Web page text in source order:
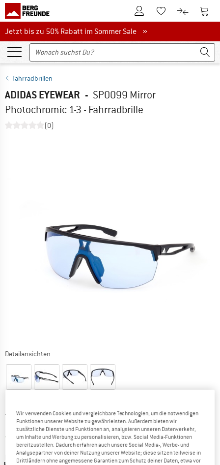
Zum KundenkontoZum Merkzettel.
Zum Zum
Jetzt bis zu 50% Rabatt im Sommer Sale
Jetzt bis zu 50% Rabatt im Sommer Sale »
Fahrradbrillen
ADIDAS EYEWEAR - SP0099 Mirror
Photochromic 1-3 - Fahrradbrille
(0)
Detailansichten
Ursprünglicher Preis :
195,95€
Preis:
146,96€ inkl. MwSt.
Versandkostenfrei(DE)Deutschland. Informationen zu den
Farbe:Matte Black / Blue Mirror
Wir verwenden Cookies und vergleichbare Technologien, um die notwendigen
Funktionen unserer Website zu gewährleisten. Außerdem bieten wir
zusätzliche Dienste und Funktionen an, analysieren unseren Datenverkehr,
um Inhalte und Werbung zu personalisieren, bzw. Social Media-Funktionen
bereitzustellen. Dadurch erfahren auch unsere Social Media-, Werbe- und
Analysepartner von deiner Nutzung unserer Website; diese sitzen teilweise in
Drittländern ohne angemessene Garantien zum Schutz deiner Daten, etwa vor